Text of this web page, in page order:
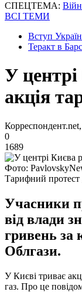
СПЕЦТЕМА:
ВСІ ТЕМИ
Вступ
Теракт в
У
акція
0
1689
Фото:
Тарифний протест
Учасники
від влади
гривень за
Облгази.
У Києві триває
газ. Про це